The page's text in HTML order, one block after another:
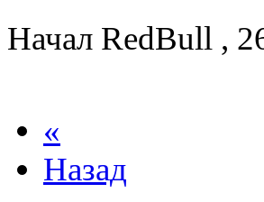
Начал RedBull ,
«
Назад